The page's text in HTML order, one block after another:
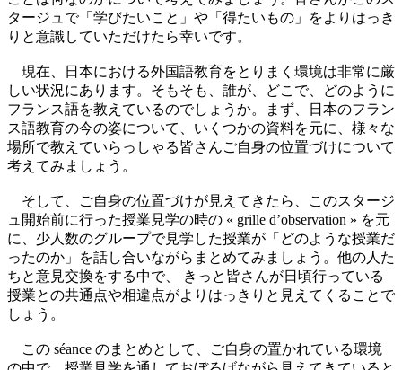
タージュで「学びたいこと」や「得たいもの」をよりはっき
りと意識していただけたら幸いです。
現在、日本における外国語教育をとりまく環境は非常に厳
しい状況にあります。そもそも、誰が、どこで、どのように
フランス語を教えているのでしょうか。まず、日本のフラン
ス語教育の今の姿について、いくつかの資料を元に、様々な
場所で教えていらっしゃる皆さんご自身の位置づけについて
考えてみましょう。
そして、ご自身の位置づけが見えてきたら、このスタージ
ュ開始前に行った授業見学の時の « grille d’observation » を元
に、少人数のグループで見学した授業が「どのような授業だ
ったのか」を話し合いながらまとめてみましょう。他の人た
ちと意見交換をする中で、 きっと皆さんが日頃行っている
授業との共通点や相違点がよりはっきりと見えてくることで
しょう。
この séance のまとめとして、ご自身の置かれている環境